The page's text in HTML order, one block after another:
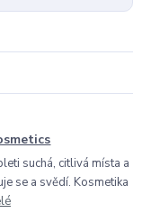
suchá, citlivá místa a
se a svědí. Kosmetika